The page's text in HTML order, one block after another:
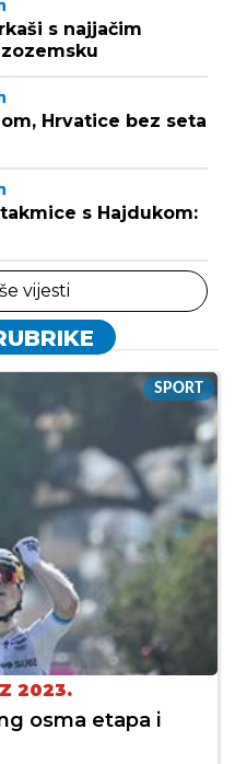
h
s najjačim
h
Hrvatice bez seta
h
s Hajdukom:
vijesti
SPORT
2023.
osma etapa i